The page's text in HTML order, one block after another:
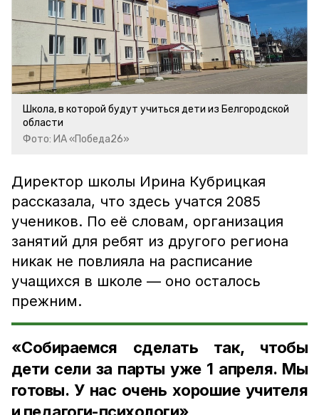
Школа, в которой будут учиться дети из Белгородской
области
Фото: ИА «Победа26»
Директор школы Ирина Кубрицкая
рассказала, что здесь учатся 2085
учеников. По её словам, организация
занятий для ребят из другого региона
никак не повлияла на расписание
учащихся в школе — оно осталось
прежним.
«Собираемся сделать так, чтобы
дети сели за парты уже 1 апреля. Мы
готовы. У нас очень хорошие учителя